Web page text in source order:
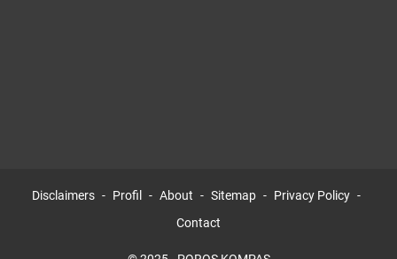
Disclaimers Profil About Sitemap
Privacy Policy
Contact